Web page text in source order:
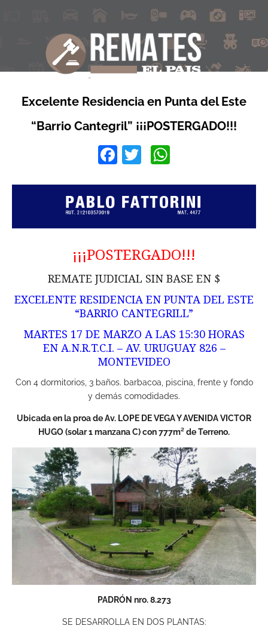
Excelente Residencia en Punta del Este
“Barrio Cantegril” ¡¡¡POSTERGADO!!!
Facebook
Twitter
¡¡¡POSTERGADO!!!
REMATE JUDICIAL SIN BASE EN $
EXCELENTE RESIDENCIA EN PUNTA DEL ESTE
“BARRIO CANTEGRILL”
MARTES 17 DE MARZO A LAS 15:30 HORAS
EN A.N.R.T.C.I. – AV. URUGUAY 826 –
MONTEVIDEO
Con 4 dormitorios, 3 baños. barbacoa, piscina, frente y fondo
y demás comodidades.
Ubicada en la proa de Av. LOPE DE VEGA Y AVENIDA VICTOR
HUGO (solar 1 manzana C) con 777m² de Terreno.
PADRÓN nro. 8.273
SE DESARROLLA EN DOS PLANTAS: